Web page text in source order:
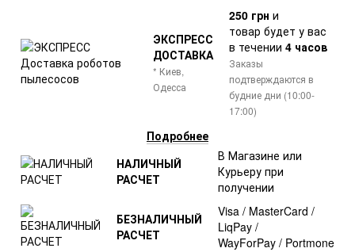
ЭКСПРЕСС
ДОСТАВКА
* Киев,
Одесса
250 грн и
товар будет у вас
в течении 4 часов
Заказы
подтверждаются в
будние дни (10:00-
17:00)
Подробнее
НАЛИЧНЫЙ
РАСЧЕТ
В Магазине или
Курьеру при
получении
БЕЗНАЛИЧНЫЙ
РАСЧЕТ
Visa / MasterCard /
LiqPay /
WayForPay / Portmone